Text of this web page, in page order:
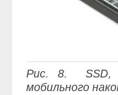
Рис. 8. SSD,
мобильного